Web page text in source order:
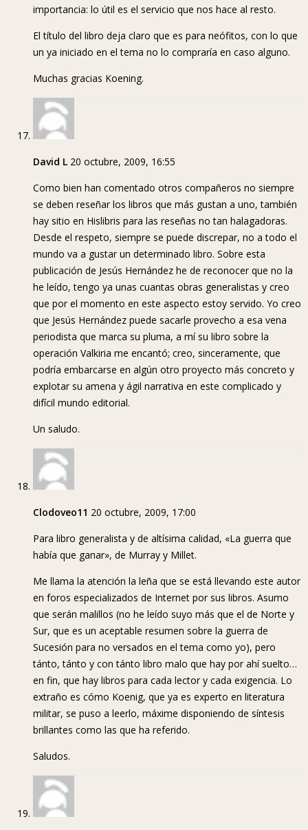
importancia: lo útil es el servicio que nos hace al resto.
El título del libro deja claro que es para neófitos, con lo que
un ya iniciado en el tema no lo compraría en caso alguno.
Muchas gracias Koening.
David L 20 octubre, 2009, 16:55
Como bien han comentado otros compañeros no siempre
se deben reseñar los libros que más gustan a uno, también
hay sitio en Hislibris para las reseñas no tan halagadoras.
Desde el respeto, siempre se puede discrepar, no a todo el
mundo va a gustar un determinado libro. Sobre esta
publicación de Jesús Hernández he de reconocer que no la
he leído, tengo ya unas cuantas obras generalistas y creo
que por el momento en este aspecto estoy servido. Yo creo
que Jesús Hernández puede sacarle provecho a esa vena
periodista que marca su pluma, a mí su libro sobre la
operación Valkiria me encantó; creo, sinceramente, que
podría embarcarse en algún otro proyecto más concreto y
explotar su amena y ágil narrativa en este complicado y
difícil mundo editorial.
Un saludo.
Clodoveo11 20 octubre, 2009, 17:00
Para libro generalista y de altísima calidad, «La guerra que
había que ganar», de Murray y Millet.
Me llama la atención la leña que se está llevando este autor
en foros especializados de Internet por sus libros. Asumo
que serán malillos (no he leído suyo más que el de Norte y
Sur, que es un aceptable resumen sobre la guerra de
Sucesión para no versados en el tema como yo), pero
tánto, tánto y con tánto libro malo que hay por ahí suelto…
en fin, que hay libros para cada lector y cada exigencia. Lo
extraño es cómo Koenig, que ya es experto en literatura
militar, se puso a leerlo, máxime disponiendo de síntesis
brillantes como las que ha referido.
Saludos.